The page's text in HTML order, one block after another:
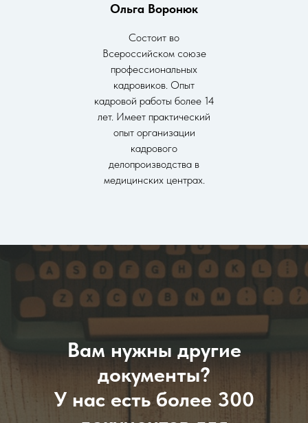
Ольга Воронюк
Состоит во
Всероссийском союзе
профессиональных
кадровиков. Опыт
кадровой работы более 14
лет. Имеет практический
опыт организации
кадрового
делопроизводства в
медицинских центрах.
Вам нужны другие
документы?
У нас есть более 300